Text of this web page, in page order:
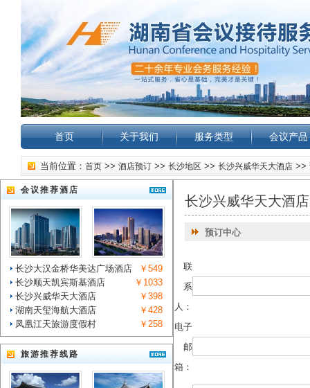
首页 关于我们 服务类型 会议产品
当前位置： 首页 >> 酒店预订 >> 长沙地区 >> 长沙兴威华天大酒店 >>
会议推荐酒店
长沙大汉金桥华美达广场酒店
￥549
长沙顺天凯宾斯基酒店
￥1033
长沙兴威华天大酒店
￥398
湖南天玺海航大酒店
￥428
凤凰江天旅游度假村
￥258
旅游推荐线路
长沙兴威华天大酒店
预订中心
联
系
人：
电子
邮
箱：